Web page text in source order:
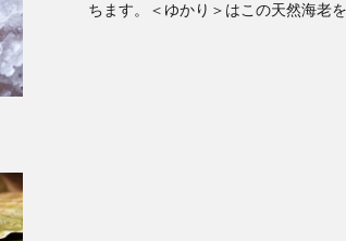
ちます。＜ゆかり＞はこの天然海老